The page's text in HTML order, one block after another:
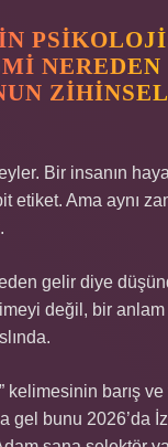
ZIHINSEL
Bir insanın
etiket. Ama aynı
gelir diye
değil, bir anlam
kelimesinin barış
gel bunu 2026’da